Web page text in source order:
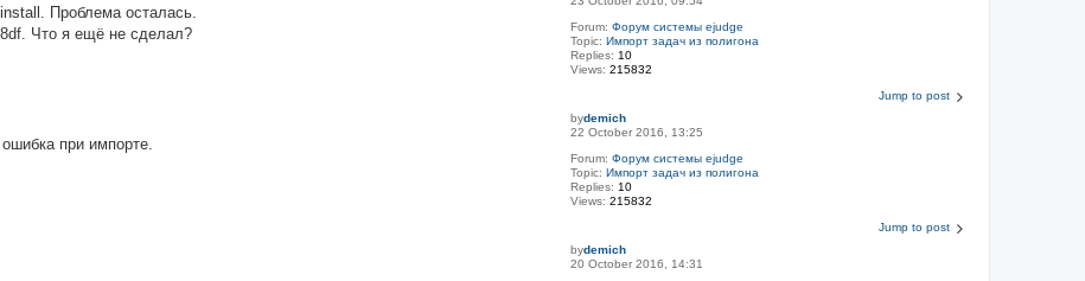
Forum:Форум системы ejudge
Topic:Импорт задач из полигона
Replies: 10
Views:215832
Проблема осталась.
Что я ещё не сделал?
Jump to post
bydemich
22 October 2016, 13:25
Forum:Форум системы ejudge
Topic:Импорт задач из полигона
Replies: 10
Views:215832
при импорте.
Jump to post
bydemich
20 October 2016, 14:31